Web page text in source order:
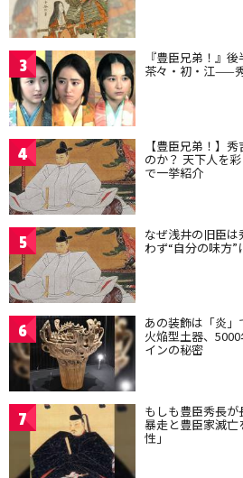
3 『豊臣兄弟！』
茶々・初・江——
4 【豊臣兄弟！】
のか？ 天下人を
で一挙紹介
5 なぜ浅井の旧臣
わず“自分の味方
6 あの装飾は「炎」
火焔型土器、
インの秘密
7 もしも豊臣秀長
暴走と豊臣家滅亡
性」